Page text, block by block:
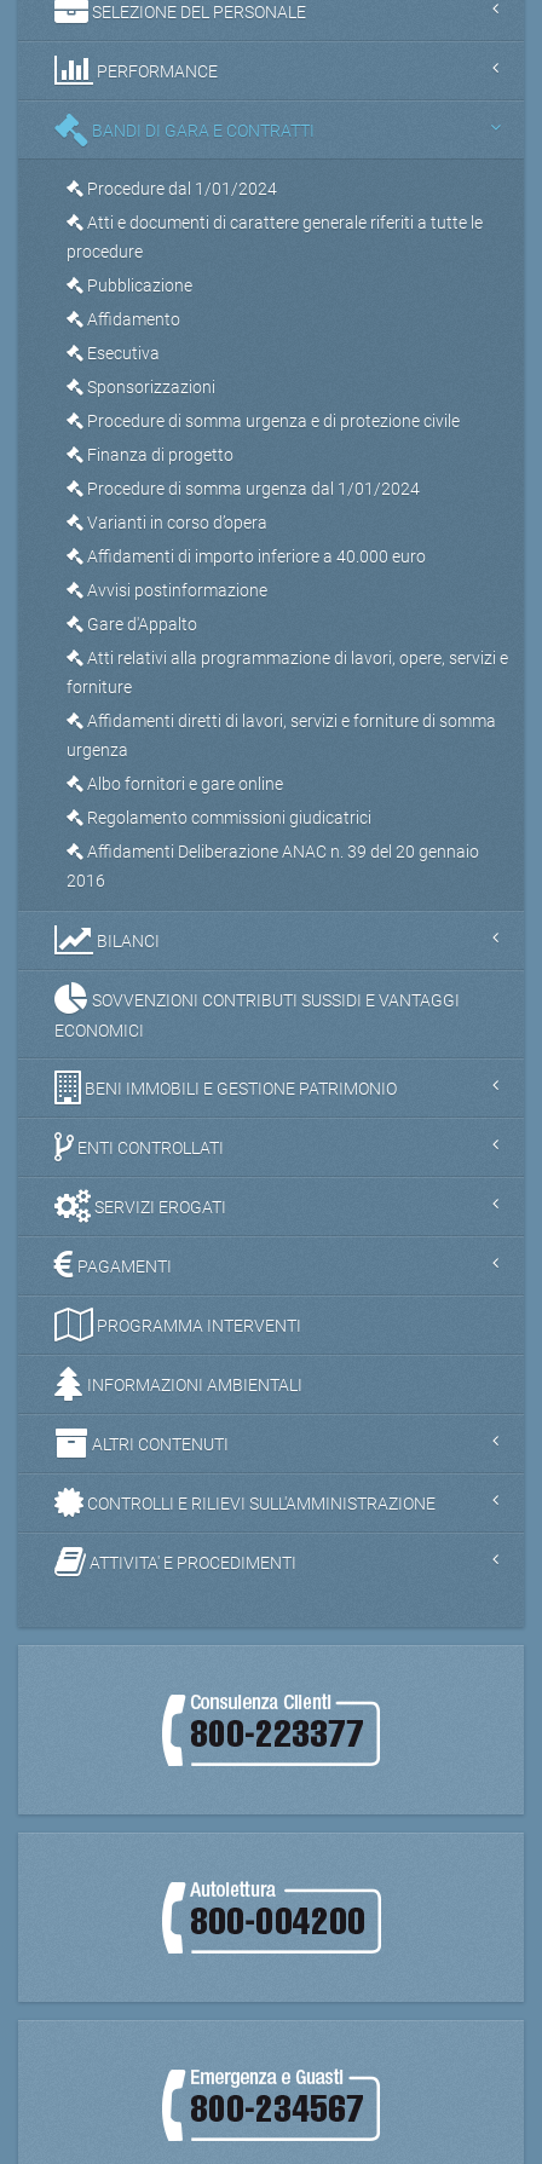
SELEZIONE DEL PERSONALE
PERFORMANCE
BANDI DI GARA E CONTRATTI
Procedure dal 1/01/2024
Atti e documenti di carattere generale riferiti a tutte le
procedure
Pubblicazione
Affidamento
Esecutiva
Sponsorizzazioni
Procedure di somma urgenza e di protezione civile
Finanza di progetto
Procedure di somma urgenza dal 1/01/2024
Varianti in corso d’opera
Affidamenti di importo inferiore a 40.000 euro
Avvisi postinformazione
Gare d'Appalto
Atti relativi alla programmazione di lavori, opere, servizi e
forniture
Affidamenti diretti di lavori, servizi e forniture di somma
urgenza
Albo fornitori e gare online
Regolamento commissioni giudicatrici
Affidamenti Deliberazione ANAC n. 39 del 20 gennaio
2016
BILANCI
SOVVENZIONI CONTRIBUTI SUSSIDI E VANTAGGI
ECONOMICI
BENI IMMOBILI E GESTIONE PATRIMONIO
ENTI CONTROLLATI
SERVIZI EROGATI
PAGAMENTI
PROGRAMMA INTERVENTI
INFORMAZIONI AMBIENTALI
ALTRI CONTENUTI
CONTROLLI E RILIEVI SULL'AMMINISTRAZIONE
ATTIVITA' E PROCEDIMENTI